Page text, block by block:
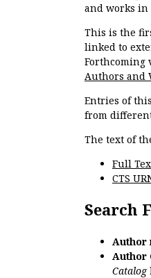
and works in
This is the
linked to
Forthcoming
Authors and
Entries of
from
The text of
Full
CTS
Search
Author
Author
Catalog